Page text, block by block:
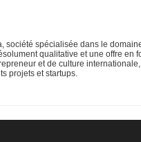
société spécialisée dans le
qualitative et une offre en
et de culture
projets et startups.